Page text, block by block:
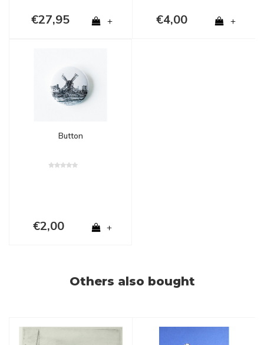
€27,95 + €4,00 +
Button
€2,00 +
Others also bought